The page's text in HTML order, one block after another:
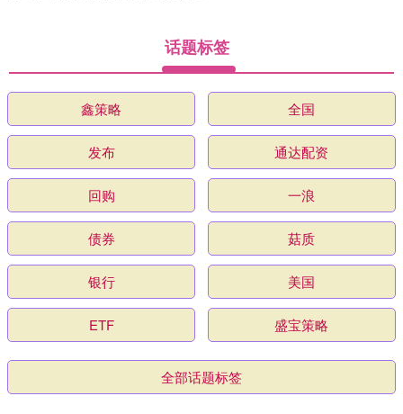
话题标签
鑫策略 全国
发布 通达配资
回购 一浪
债券 菇质
银行 美国
ETF 盛宝策略
全部话题标签